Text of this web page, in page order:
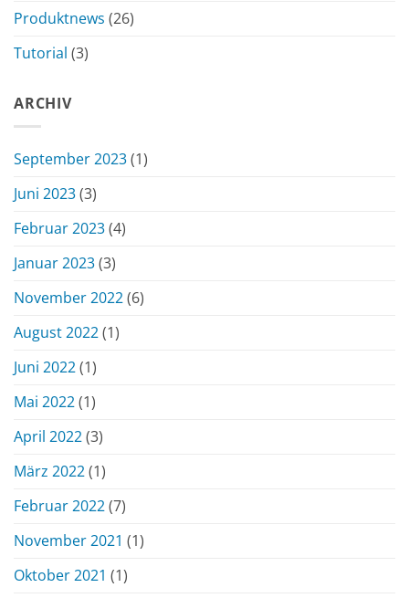
Produktnews (26)
Tutorial (3)
ARCHIV
September 2023(1)
Juni 2023(3)
Februar 2023(4)
Januar 2023(3)
November 2022(6)
August 2022(1)
Juni 2022(1)
Mai 2022(1)
April 2022(3)
März 2022(1)
Februar 2022(7)
November 2021 (1)
Oktober 2021 (1)